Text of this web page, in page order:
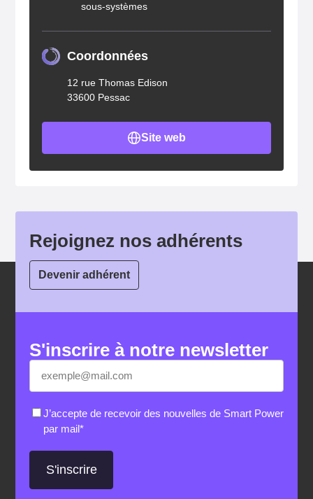
sous-systèmes
Coordonnées
12 rue Thomas Edison
33600 Pessac
Site web
Rejoignez nos adhérents
Devenir adhérent
S'inscrire à notre newsletter
mail*
RGPD*
J’accepte de recevoir des nouvelles de Smart Power
par mail*